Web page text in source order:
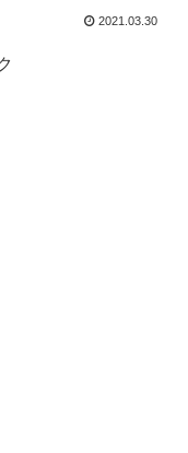
2021.03.30